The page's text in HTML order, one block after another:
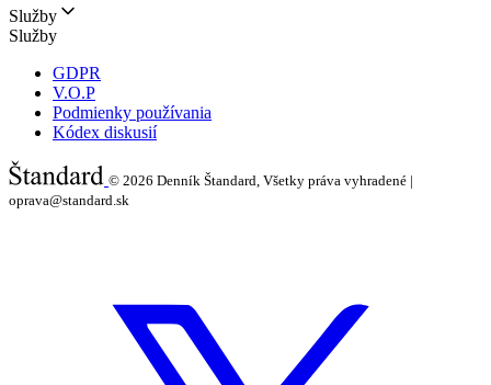
Služby
Služby
GDPR
V.O.P
Podmienky používania
Kódex diskusií
© 2026 Denník Štandard, Všetky práva vyhradené |
oprava@standard.sk